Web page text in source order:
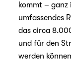
kommt –
umfassendes
das circa
und für den
werden